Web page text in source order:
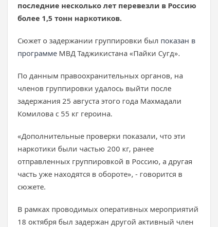
последние несколько лет перевезли в Россию
более 1,5 тонн наркотиков.
Сюжет о задержании группировки был показан в
программе МВД Таджикистана «Пайки Сугд».
По данным правоохранительных органов, на
членов группировки удалось выйти после
задержания 25 августа этого года Махмадали
Комилова с 55 кг героина.
«Дополнительные проверки показали, что эти
наркотики были частью 200 кг, ранее
отправленных группировкой в Россию, а другая
часть уже находятся в обороте», - говорится в
сюжете.
В рамках проводимых оперативных мероприятий
18 октября был задержан другой активный член